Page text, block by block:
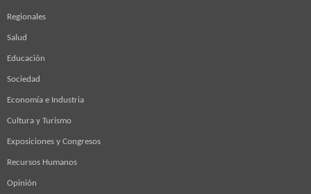
Regionales
Salud
Educación
Sociedad
Economía e Industria
Cultura y Turismo
Exposiciones y Congresos
Recursos Humanos
Opinión